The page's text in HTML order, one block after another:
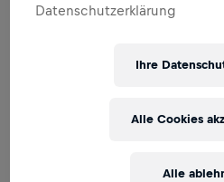
04.
Datenschutzerklärung
Ihre
Alle
Alle Cookies